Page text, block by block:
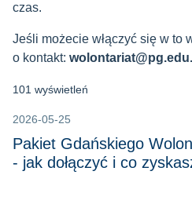
czas.
Jeśli możecie włączyć się w to
o kontakt:
101 wyświetleń
2026-05-25
Pakiet Gdańskiego
- jak dołączyć i co